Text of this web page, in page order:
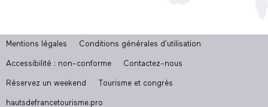
Mentions légales Conditions générales d'utilisation
Accessibilité : non-conforme Contactez-nous
Réservez un weekend Tourisme et congrès
hautsdefrancetourisme.pro